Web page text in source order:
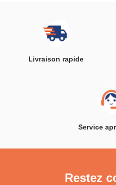
Livraison rapide
Service
Restez